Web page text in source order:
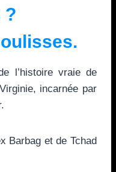
?
l’histoire vraie de
incarnée par
Barbag et de Tchad